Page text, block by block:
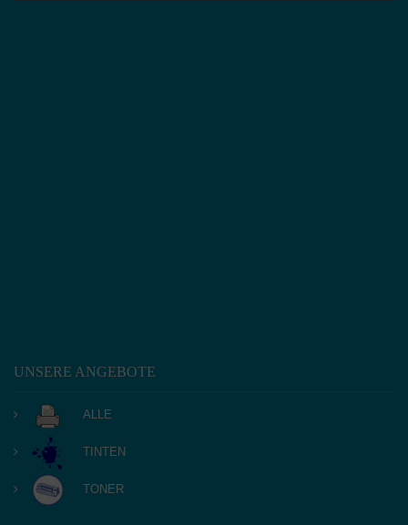
UNSERE ANGEBOTE
ALLE
TINTEN
TONER